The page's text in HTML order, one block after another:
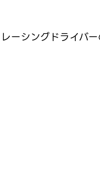
ーシングドライバ